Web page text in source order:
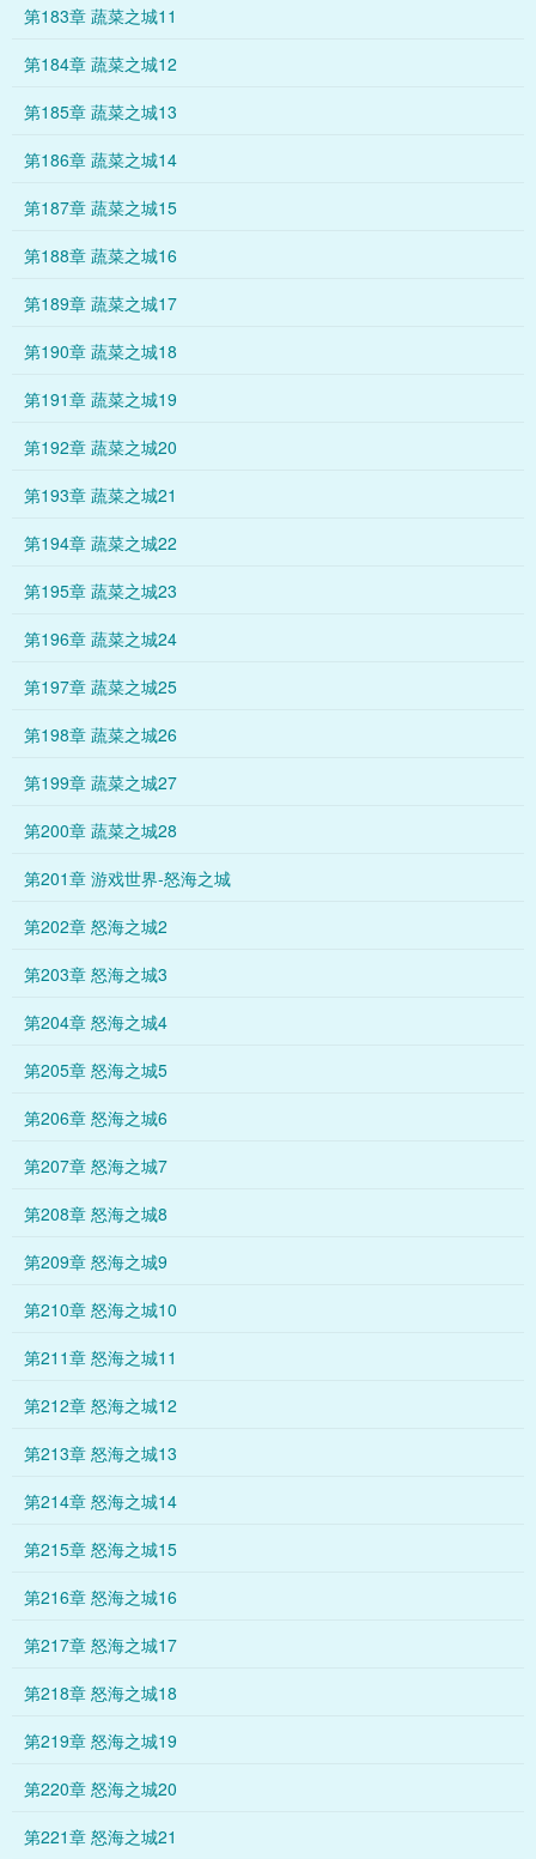
第183章 蔬菜之城11
第184章 蔬菜之城12
第185章 蔬菜之城13
第186章 蔬菜之城14
第187章 蔬菜之城15
第188章 蔬菜之城16
第189章 蔬菜之城17
第190章 蔬菜之城18
第191章 蔬菜之城19
第192章 蔬菜之城20
第193章 蔬菜之城21
第194章 蔬菜之城22
第195章 蔬菜之城23
第196章 蔬菜之城24
第197章 蔬菜之城25
第198章 蔬菜之城26
第199章 蔬菜之城27
第200章 蔬菜之城28
第201章 游戏世界-怒海之城
第202章 怒海之城2
第203章 怒海之城3
第204章 怒海之城4
第205章 怒海之城5
第206章 怒海之城6
第207章 怒海之城7
第208章 怒海之城8
第209章 怒海之城9
第210章 怒海之城10
第211章 怒海之城11
第212章 怒海之城12
第213章 怒海之城13
第214章 怒海之城14
第215章 怒海之城15
第216章 怒海之城16
第217章 怒海之城17
第218章 怒海之城18
第219章 怒海之城19
第220章 怒海之城20
第221章 怒海之城21